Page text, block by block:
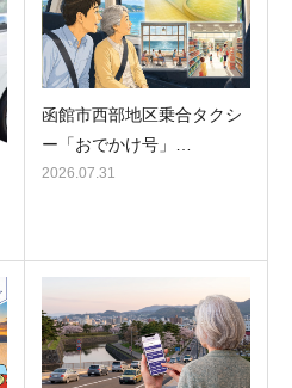
函館市西部地区乗合タクシ
ー「おでかけ号」…
2026.07.31